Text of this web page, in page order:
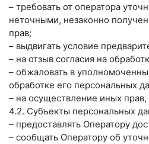
– требовать от оператора
неточными, незаконно
прав;
– выдвигать условие
– на отзыв согласия на
– обжаловать в
обработке его персональных
– на осуществление иных
4.2. Субъекты персональных
– предоставлять Оператору
– сообщать Оператору об